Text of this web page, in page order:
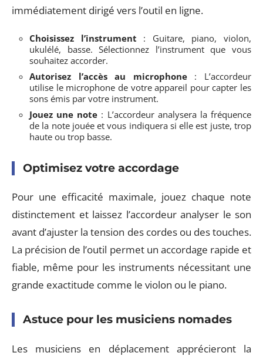
immédiatement dirigé vers l’outil en ligne.
Choisissez l’instrument : Guitare, piano, violon,
ukulélé, basse. Sélectionnez l’instrument que vous
souhaitez accorder.
Autorisez l’accès au microphone: L’accordeur
utilise le microphone de votre appareil pour capter les
sons émis par votre instrument.
Jouez une note : L’accordeur analysera la fréquence
de la note jouée et vous indiquera si elle est juste, trop
haute ou trop basse.
Optimisez votre accordage
Pour une efficacité maximale, jouez chaque note
distinctement et laissez l’accordeur analyser le son
avant d’ajuster la tension des cordes ou des touches.
La précision de l’outil permet un accordage rapide et
fiable, même pour les instruments nécessitant une
grande exactitude comme le violon ou le piano.
Astuce pour les musiciens nomades
Les musiciens en déplacement apprécieront la